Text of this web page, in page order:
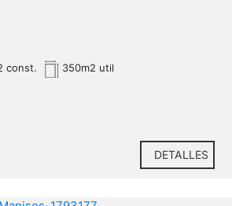
const. 350m2 util
DETALLES